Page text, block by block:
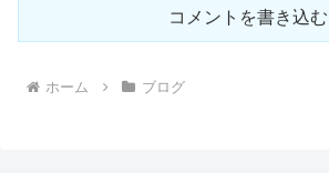
コメントを書き込む
ホーム ブログ